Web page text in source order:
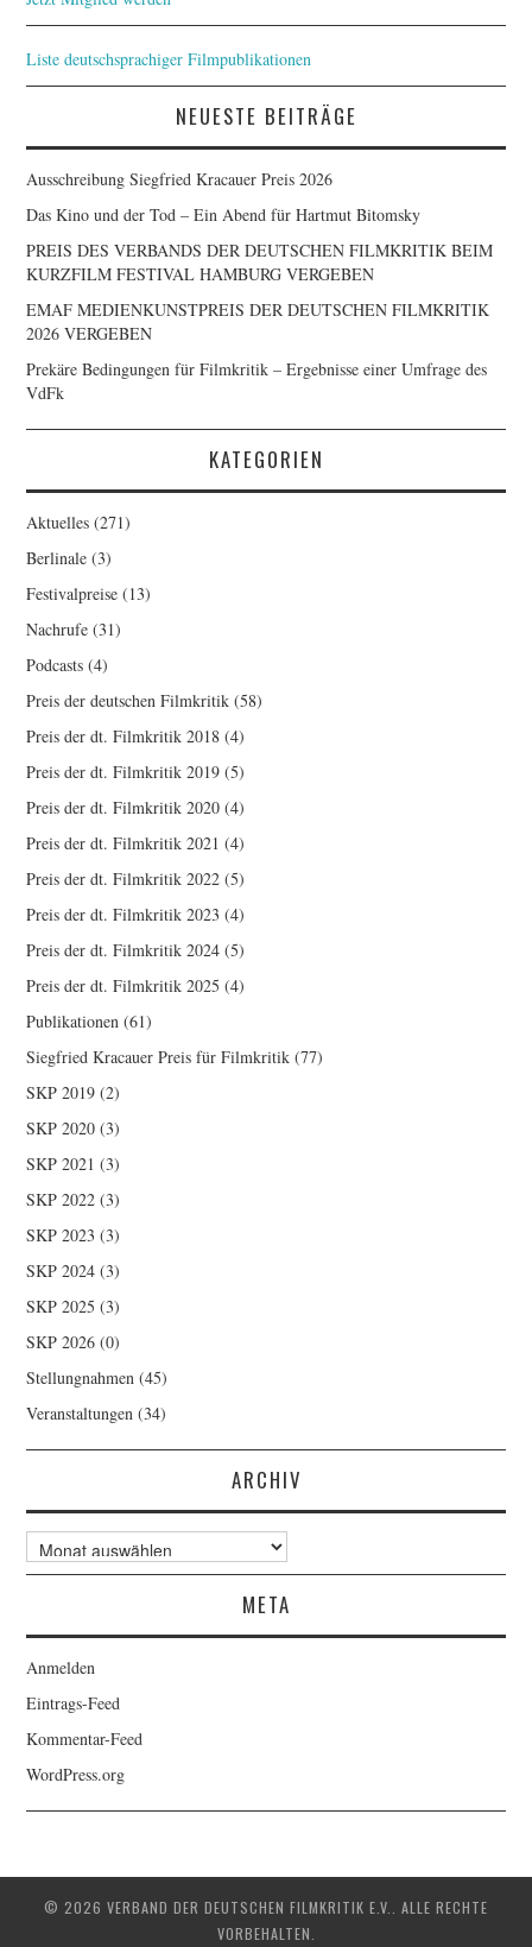
Liste deutschsprachiger Filmpublikationen
NEUESTE BEITRÄGE
Ausschreibung Siegfried Kracauer Preis 2026
Das Kino und der Tod – Ein Abend für Hartmut Bitomsky
PREIS DES VERBANDS DER DEUTSCHEN FILMKRITIK BEIM
KURZFILM FESTIVAL HAMBURG VERGEBEN
EMAF MEDIENKUNSTPREIS DER DEUTSCHEN FILMKRITIK
2026 VERGEBEN
Prekäre Bedingungen für Filmkritik – Ergebnisse einer Umfrage des
VdFk
KATEGORIEN
Aktuelles (271)
Berlinale (3)
Festivalpreise (13)
Nachrufe (31)
Podcasts (4)
Preis der deutschen Filmkritik (58)
Preis der dt. Filmkritik 2018 (4)
Preis der dt. Filmkritik 2019 (5)
Preis der dt. Filmkritik 2020 (4)
Preis der dt. Filmkritik 2021 (4)
Preis der dt. Filmkritik 2022 (5)
Preis der dt. Filmkritik 2023 (4)
Preis der dt. Filmkritik 2024 (5)
Preis der dt. Filmkritik 2025 (4)
Publikationen (61)
Siegfried Kracauer Preis für Filmkritik (77)
SKP 2019 (2)
SKP 2020 (3)
SKP 2021 (3)
SKP 2022 (3)
SKP 2023 (3)
SKP 2024 (3)
SKP 2025 (3)
SKP 2026 (0)
Stellungnahmen (45)
Veranstaltungen (34)
ARCHIV
Archiv
META
Anmelden
Eintrags-Feed
Kommentar-Feed
WordPress.org
© 2026 VERBAND DER DEUTSCHEN FILMKRITIK E.V.. ALLE RECHTE
VORBEHALTEN.